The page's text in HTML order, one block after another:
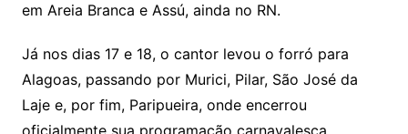
em Areia Branca e Assú, ainda no RN.
Já nos dias 17 e 18, o cantor levou o forró para
Alagoas, passando por Murici, Pilar, São José da
Laje e, por fim, Paripueira, onde encerrou